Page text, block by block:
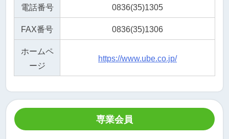
電話番号
0836(35)1305
FAX番号
0836(35)1306
ホームペ
ージ
https://www.ube.co.jp/
専業会員